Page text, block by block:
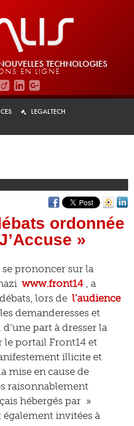
TECHNOLOGIES
EN LIGNE
LEGALTECH
ordonnée
»
se prononcer sur la
www.front14 , a
lors de l’audience
demanderesses et
part à dresser la
le portail Front14 et
illicite et
mise en cause de
raisonnablement
hébergés par »
également invitées à